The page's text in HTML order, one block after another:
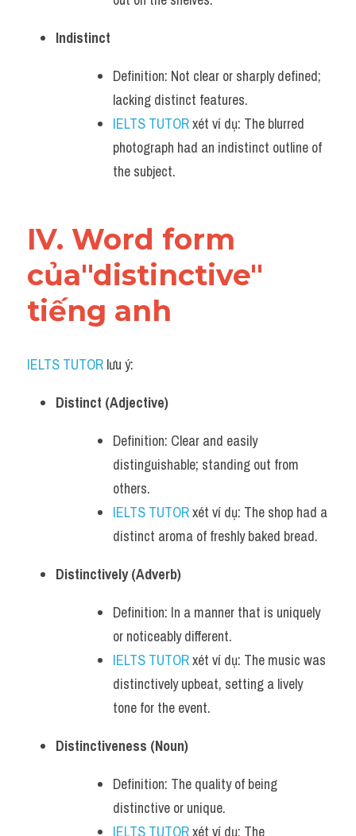
Indistinct
Definition: Not clear or sharply defined;
lacking distinct features.
IELTS TUTOR xét ví dụ: The blurred
photograph had an indistinct outline of
the subject.
IV. Word form
của"distinctive"
tiếng anh
IELTS TUTOR lưu ý:
Distinct (Adjective)
Definition: Clear and easily
distinguishable; standing out from
others.
IELTS TUTOR xét ví dụ: The shop had a
distinct aroma of freshly baked bread.
Distinctively (Adverb)
Definition: In a manner that is uniquely
or noticeably different.
IELTS TUTOR xét ví dụ: The music was
distinctively upbeat, setting a lively
tone for the event.
Distinctiveness (Noun)
Definition: The quality of being
distinctive or unique.
IELTS TUTOR xét ví dụ: The